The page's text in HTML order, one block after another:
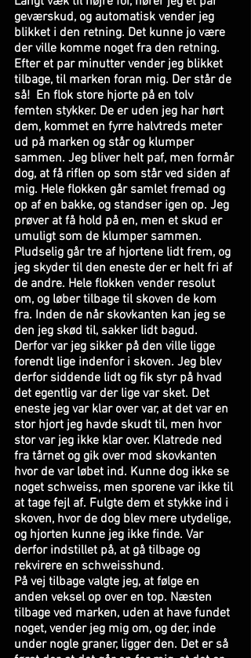
geværskud, og automatisk vender jeg
blikket i den retning. Det kunne jo være
der ville komme noget fra den retning.
Efter et par minutter vender jeg blikket
tilbage, til marken foran mig. Der står de
så!  En flok store hjorte på en tolv
femten stykker. De er uden jeg har hørt
dem, kommet en fyrre halvtreds meter
ud på marken og står og klumper
sammen. Jeg bliver helt paf, men formår
dog, at få riflen op som står ved siden af
mig. Hele flokken går samlet fremad og
op af en bakke, og standser igen op. Jeg
prøver at få hold på en, men et skud er
umuligt som de klumper sammen.
Pludselig går tre af hjortene lidt frem, og
jeg skyder til den eneste der er helt fri af
de andre. Hele flokken vender resolut
om, og løber tilbage til skoven de kom
fra. Inden de når skovkanten kan jeg se
den jeg skød til, sakker lidt bagud.
Derfor var jeg sikker på den ville ligge
forendt lige indenfor i skoven. Jeg blev
derfor siddende lidt og fik styr på hvad
det egentlig var der lige var sket. Det
eneste jeg var klar over var, at det var en
stor hjort jeg havde skudt til, men hvor
stor var jeg ikke klar over. Klatrede ned
fra tårnet og gik over mod skovkanten
hvor de var løbet ind. Kunne dog ikke se
noget schweiss, men sporene var ikke til
at tage fejl af. Fulgte dem et stykke ind i
skoven, hvor de dog blev mere utydelige,
og hjorten kunne jeg ikke finde. Var
derfor indstillet på, at gå tilbage og
rekvirere en schweisshund.
På vej tilbage valgte jeg, at følge en
anden veksel op over en top. Næsten
tilbage ved marken, uden at have fundet
noget, vender jeg mig om, og der, inde
under nogle graner, ligger den. Det er så